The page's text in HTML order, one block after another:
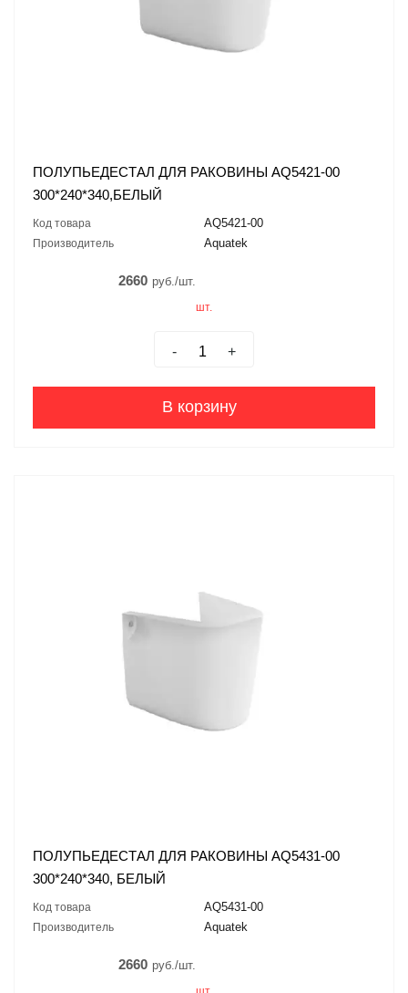
ПОЛУПЬЕДЕСТАЛ ДЛЯ РАКОВИНЫ AQ5421-00
300*240*340,БЕЛЫЙ
Код товара AQ5421-00
Производитель Aquatek
2660 руб./шт.
шт.
- +
В корзину
ПОЛУПЬЕДЕСТАЛ ДЛЯ РАКОВИНЫ AQ5431-00
300*240*340, БЕЛЫЙ
Код товара AQ5431-00
Производитель Aquatek
2660 руб./шт.